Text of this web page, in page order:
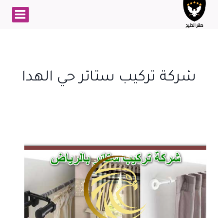
التجاوز
شركة تركيب ستائر حي الهدا